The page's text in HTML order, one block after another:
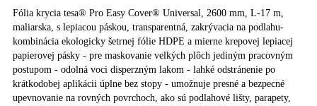
Fólia krycia tesa® Pro Easy Cover® Universal, 2600 mm, L-17 m,
maliarska, s lepiacou páskou, transparentná, zakrývacia na podlahu-
kombinácia ekologicky šetrnej fólie HDPE a mierne krepovej lepiacej
papierovej pásky - pre maskovanie velkých plôch jediným pracovným
postupom - odolná voci disperzným lakom - lahké odstránenie po
krátkodobej aplikácii úplne bez stopy - umožnuje presné a bezpecné
upevnovanie na rovných povrchoch, ako sú podlahové lišty, parapety,